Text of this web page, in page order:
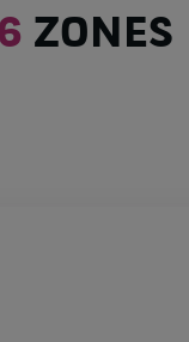
ZONES